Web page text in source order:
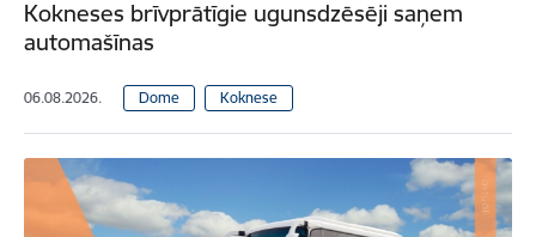
Kokneses brīvprātīgie ugunsdzēsēji saņem
automašīnas
06.08.2026. Dome Koknese